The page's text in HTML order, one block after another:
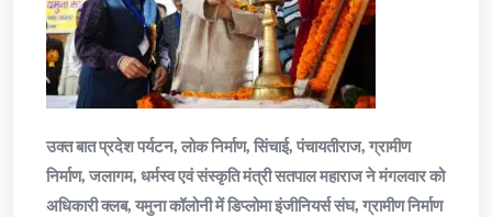
उक्त बात प्रदेश पर्यटन, लोक निर्माण, सिंचाई, पंचायतीराज, ग्रामीण
निर्माण, जलागम, धर्मस्व एवं संस्कृति मंत्री सतपाल महाराज ने मंगलवार को
अधिकारी क्लब, यमुना कॉलोनी में डिप्लोमा इंजीनियर्स संघ, ग्रामीण निर्माण